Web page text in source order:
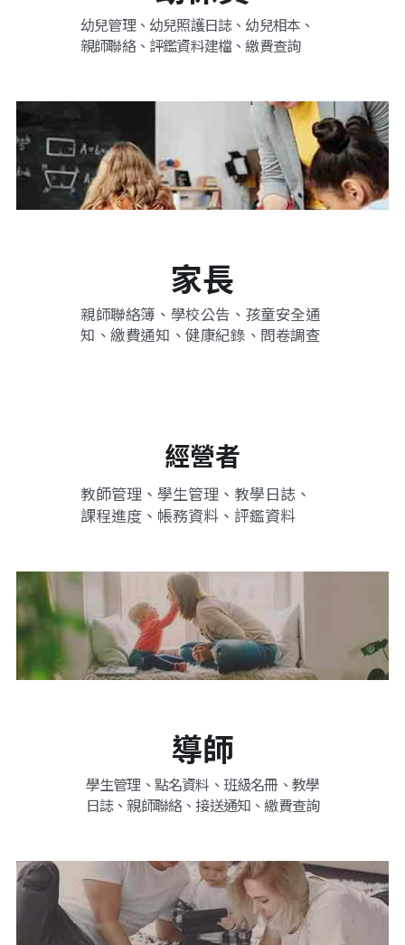
幼兒管理、幼兒照護日誌、幼兒相本、
親師聯絡、評鑑資料建檔、繳費查詢
家長
親師聯絡簿、學校公告、孩童安全通
知、繳費通知、健康紀錄、問卷調查
經營者
教師管理、學生管理、教學日誌、
課程進度、帳務資料、評鑑資料
導師
學生管理、點名資料、班級名冊、教學
日誌、親師聯絡、接送通知、繳費查詢